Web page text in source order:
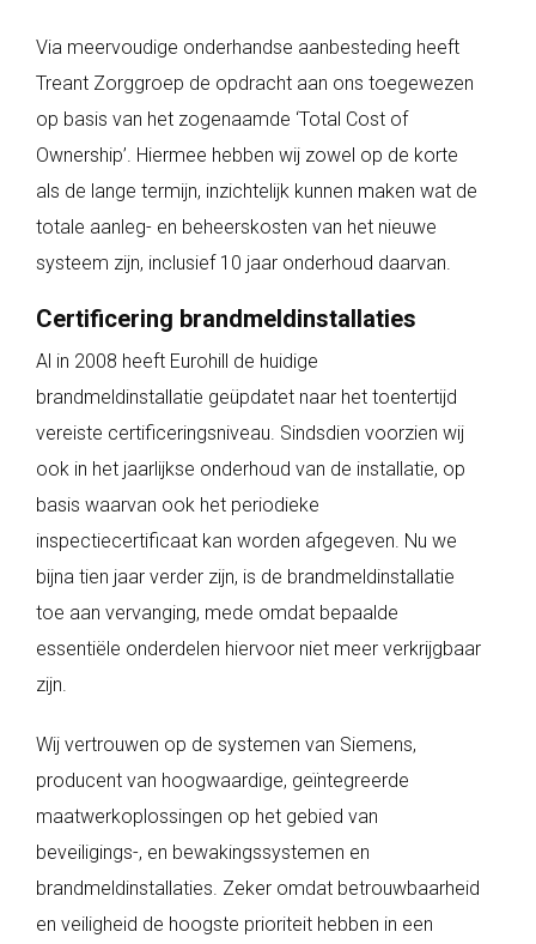
Via meervoudige onderhandse aanbesteding heeft
Treant Zorggroep de opdracht aan ons toegewezen
op basis van het zogenaamde ‘Total Cost of
Ownership’. Hiermee hebben wij zowel op de korte
als de lange termijn, inzichtelijk kunnen maken wat de
totale aanleg- en beheerskosten van het nieuwe
systeem zijn, inclusief 10 jaar onderhoud daarvan.
Certificering brandmeldinstallaties
Al in 2008 heeft Eurohill de huidige
brandmeldinstallatie geüpdatet naar het toentertijd
vereiste certificeringsniveau. Sindsdien voorzien wij
ook in het jaarlijkse onderhoud van de installatie, op
basis waarvan ook het periodieke
inspectiecertificaat kan worden afgegeven. Nu we
bijna tien jaar verder zijn, is de brandmeldinstallatie
toe aan vervanging, mede omdat bepaalde
essentiële onderdelen hiervoor niet meer verkrijgbaar
zijn.
Wij vertrouwen op de systemen van Siemens,
producent van hoogwaardige, geïntegreerde
maatwerkoplossingen op het gebied van
beveiligings-, en bewakingssystemen en
brandmeldinstallaties. Zeker omdat betrouwbaarheid
en veiligheid de hoogste prioriteit hebben in een